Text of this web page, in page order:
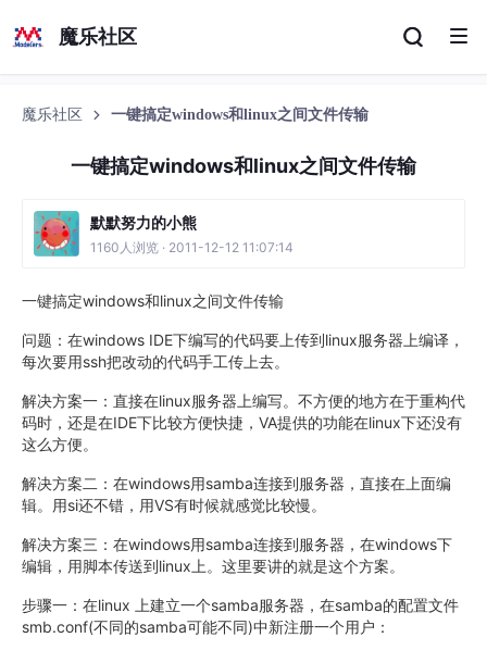
魔乐社区
魔乐社区 一键搞定windows和linux之间文件传输
一键搞定windows和linux之间文件传输
默默努力的小熊
1160人浏览 · 2011-12-12 11:07:14
一键搞定windows和linux之间文件传输
问题：在windows IDE下编写的代码要上传到linux服务器上编译，
每次要用ssh把改动的代码手工传上去。
解决方案一：直接在linux服务器上编写。不方便的地方在于重构代
码时，还是在IDE下比较方便快捷，VA提供的功能在linux下还没有
这么方便。
解决方案二：在windows用samba连接到服务器，直接在上面编
辑。用si还不错，用VS有时候就感觉比较慢。
解决方案三：在windows用samba连接到服务器，在windows下
编辑，用脚本传送到linux上。这里要讲的就是这个方案。
步骤一：在linux 上建立一个samba服务器，在samba的配置文件
smb.conf(不同的samba可能不同)中新注册一个用户：